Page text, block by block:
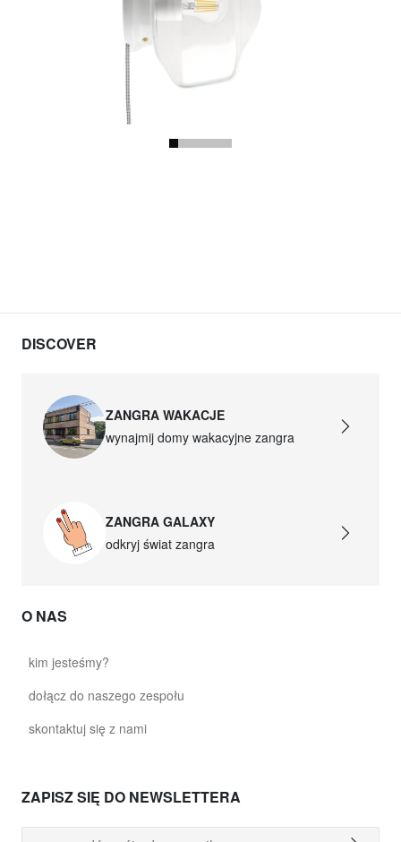
DISCOVER
ZANGRA WAKACJE
wynajmij domy wakacyjne zangra
ZANGRA GALAXY
odkryj świat zangra
O NAS
kim jesteśmy?
dołącz do naszego zespołu
skontaktuj się z nami
ZAPISZ SIĘ DO NEWSLETTERA